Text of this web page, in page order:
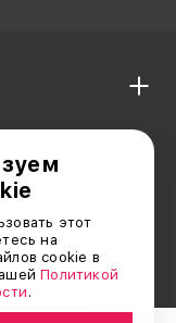
этот
на
cookie в
Политикой
.